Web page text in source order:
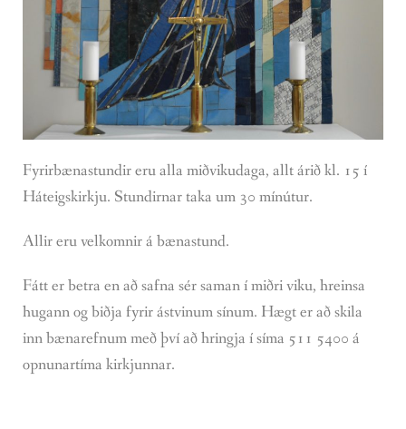
Fyrirbænastundir eru alla miðvikudaga, allt árið kl. 15 í
Háteigskirkju. Stundirnar taka um 30 mínútur.
Allir eru velkomnir á bænastund.
Fátt er betra en að safna sér saman í miðri viku, hreinsa
hugann og biðja fyrir ástvinum sínum. Hægt er að skila
inn bænarefnum með því að hringja í síma 511 5400 á
opnunartíma kirkjunnar.